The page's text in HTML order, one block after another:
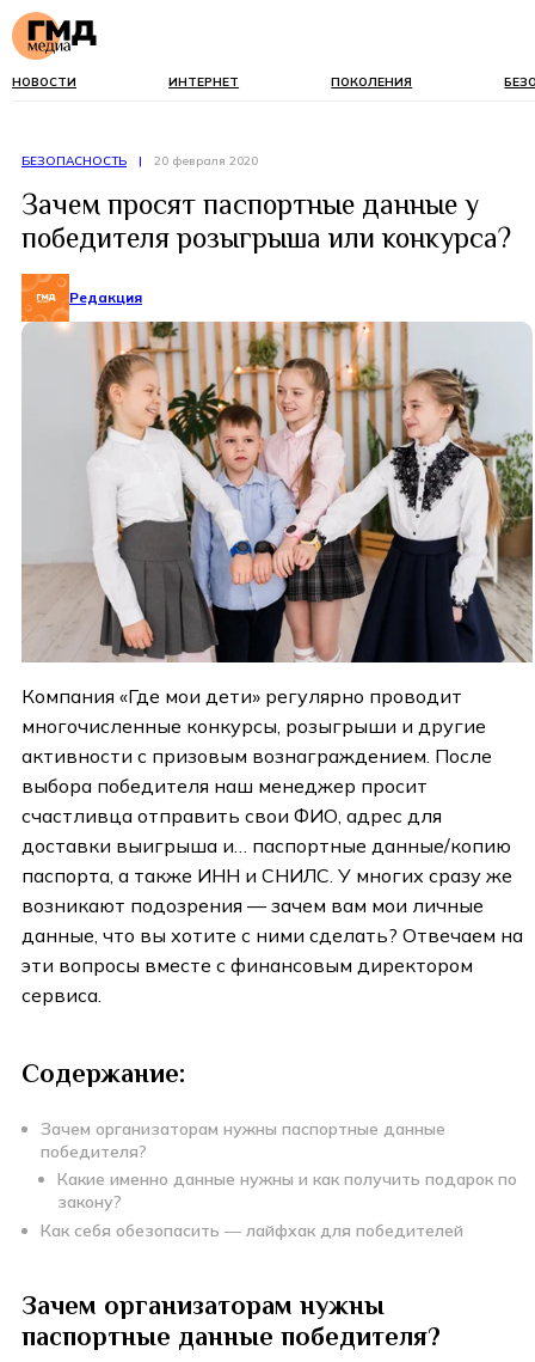
НОВОСТИ ИНТЕРНЕТ ПОКОЛЕНИЯ
БЕЗОПАСНОСТЬ | 20 февраля 2020
Зачем просят паспортные данные у
победителя розыгрыша или конкурса?
Редакция
Компания «Где мои дети» регулярно проводит
многочисленные конкурсы, розыгрыши и другие
активности с призовым вознаграждением. После
выбора победителя наш менеджер просит
счастливца отправить свои ФИО, адрес для
доставки выигрыша и… паспортные данные/копию
паспорта, а также ИНН и СНИЛС. У многих сразу же
возникают подозрения —зачем вам мои личные
данные, что вы хотите с ними сделать? Отвечаем на
эти вопросы вместе с финансовым директором
сервиса.
Содержание:
Зачем организаторам нужны паспортные данные
победителя?
Какие именно данные нужны и как получить подарок по
закону?
Как себя обезопасить — лайфхак для победителей
Зачем организаторам нужны
паспортные данные победителя?